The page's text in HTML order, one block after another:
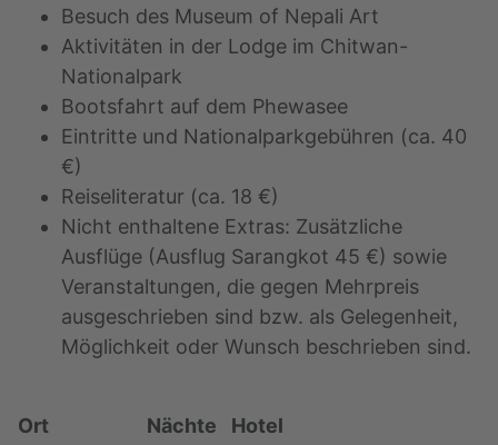
Besuch des Museum of Nepali Art
Aktivitäten in der Lodge im Chitwan-
Nationalpark
Bootsfahrt auf dem Phewasee
Eintritte und Nationalparkgebühren (ca. 40
€)
Reiseliteratur (ca. 18 €)
Nicht enthaltene Extras: Zusätzliche
Ausflüge (Ausflug Sarangkot 45 €) sowie
Veranstaltungen, die gegen Mehrpreis
ausgeschrieben sind bzw. als Gelegenheit,
Möglichkeit oder Wunsch beschrieben sind.
Ort Nächte
Hotel